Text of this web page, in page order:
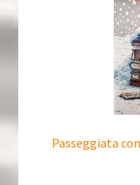
Passeggiata